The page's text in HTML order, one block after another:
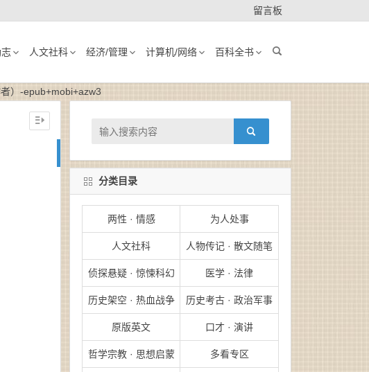
留言板
人文社科 经济/管理 计算机/网络 百科全书
）-epub+mobi+azw3
分类目录
两性 · 情感 为人处事
人文社科 人物传记 · 散文随笔
侦探悬疑 · 惊悚科幻 医学 · 法律
历史架空 · 热血战争 历史考古 · 政治军事
原版英文 口才 · 演讲
哲学宗教 · 思想启蒙 多看专区